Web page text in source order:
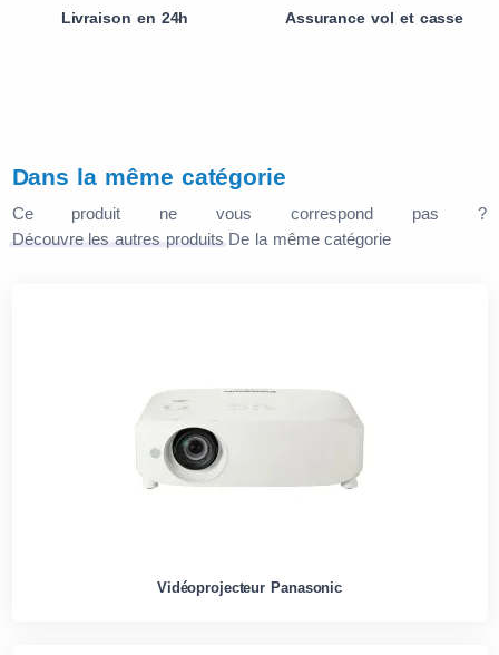
Livraison en 24h Assurance vol et casse
Dans la même catégorie
Ce produit ne vous correspond pas ?
Découvre les autres produits De la même catégorie
Vidéoprojecteur Panasonic